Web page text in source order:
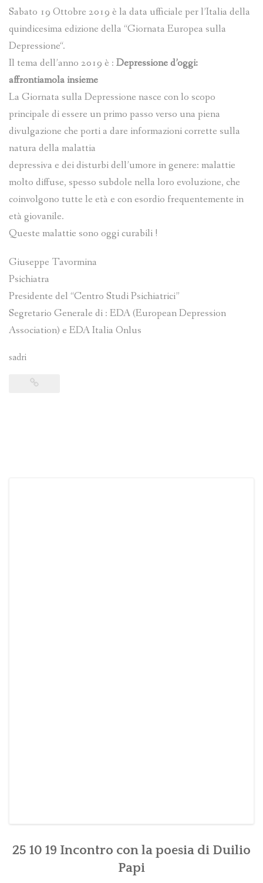
Sabato 19 Ottobre 2019 è la data ufficiale per l’Italia della
quindicesima edizione della “Giornata Europea sulla
Depressione“.
Il tema dell’anno 2019 è : Depressione d’oggi:
affrontiamola insieme
La Giornata sulla Depressione nasce con lo scopo
principale di essere un primo passo verso una piena
divulgazione che porti a dare informazioni corrette sulla
natura della malattia
depressiva e dei disturbi dell’umore in genere: malattie
molto diffuse, spesso subdole nella loro evoluzione, che
coinvolgono tutte le età e con esordio frequentemente in
età giovanile.
Queste malattie sono oggi curabili !
Giuseppe Tavormina
Psichiatra
Presidente del “Centro Studi Psichiatrici”
Segretario Generale di : EDA (European Depression
Association) e EDA Italia Onlus
sadri
25 10 19 Incontro con la poesia di Duilio
Papi